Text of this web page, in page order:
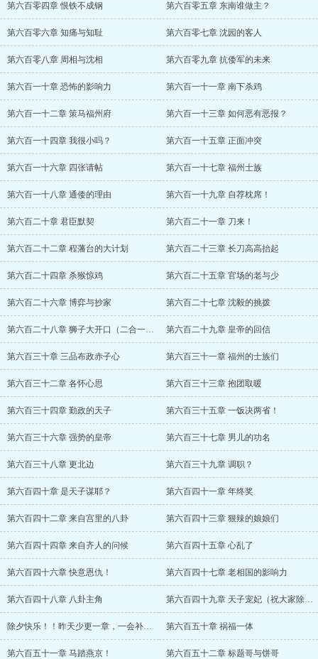
第六百零四章 恨铁不成钢 第六百零五章 东南谁做主？
第六百零六章 知痛与知耻 第六百零七章 沈园的客人
第六百零八章 周相与沈相 第六百零九章 抗倭军的未来
第六百一十章 恐怖的影响力 第六百一十一章 南下杀鸡
第六百一十二章 策马福州府 第六百一十三章 如何恶有恶报？
第六百一十四章 我很小吗？ 第六百一十五章 正面冲突
第六百一十六章 四张请帖 第六百一十七章 福州士族
第六百一十八章 通倭的理由 第六百一十九章 自荐枕席！
第六百二十章 君臣默契 第六百二十一章 刀来！
第六百二十二章 程藩台的大计划 第六百二十三章 长刀高高抬起
第六百二十四章 杀猴惊鸡 第六百二十五章 官场的老与少
第六百二十六章 博弈与抄家 第六百二十七章 沈毅的挑拨
第六百二十八章 狮子大开口（二合一章节） 第六百二十九章 皇帝的回信
第六百三十章 三品布政赤子心 第六百三十一章 福州的士族们
第六百三十二章 各怀心思 第六百三十三章 抱团取暖
第六百三十四章 勤政的天子 第六百三十五章 一饭决两省！
第六百三十六章 强势的皇帝 第六百三十七章 男儿的功名
第六百三十八章 更北边 第六百三十九章 调职？
第六百四十章 是天子谋耶？ 第六百四十一章 年终奖
第六百四十二章 来自宫里的八卦 第六百四十三章 狠辣的娘娘们
第六百四十四章 来自齐人的问候 第六百四十五章 心乱了
第六百四十六章 快意恩仇！ 第六百四十七章 老相国的影响力
第六百四十八章 八卦主角 第六百四十九章 天子宠妃（祝大家除夕快乐！！）
除夕快乐！！昨天少更一章，一会补上！！ 第六百五十章 祸福一体
第六百五十一章 马踏燕京！ 第六百五十二章 标题哥与饼哥